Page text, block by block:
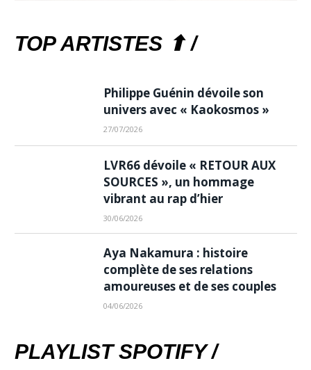
TOP ARTISTES ⬆ /
Philippe Guénin dévoile son
univers avec « Kaokosmos »
27/07/2026
LVR66 dévoile « RETOUR AUX
SOURCES », un hommage
vibrant au rap d’hier
30/06/2026
Aya Nakamura : histoire
complète de ses relations
amoureuses et de ses couples
04/06/2026
PLAYLIST SPOTIFY /